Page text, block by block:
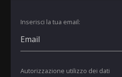
Inserisci la tua email:
Autorizzazione utilizzo dei dati